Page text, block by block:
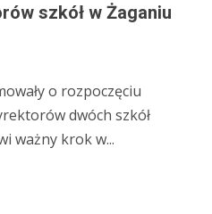
szkół w Żaganiu
o rozpoczęciu
dwóch szkół
ważny krok w...